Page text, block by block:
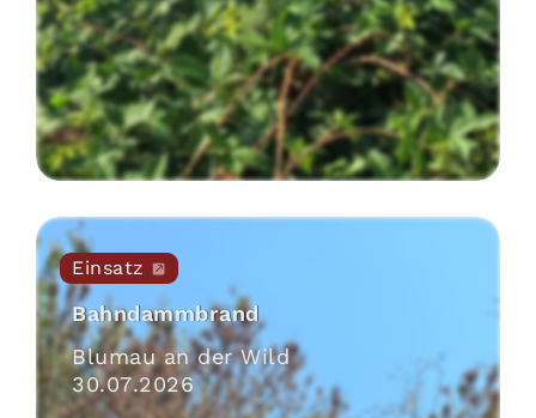
Einsatz
Bahndammbrand
Blumau an der Wild
30.07.2026